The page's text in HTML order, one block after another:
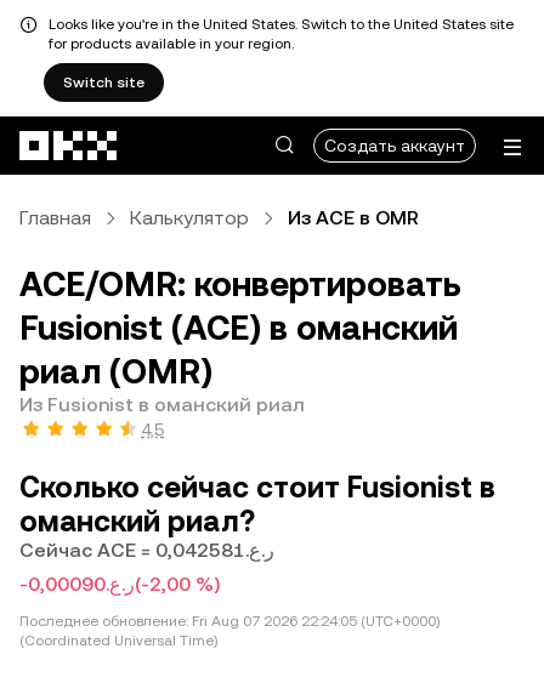
Looks like you're in the United States. Switch to the United States site
for products available in your region.
Switch site
Создать аккаунт
Главная Калькулятор Из ACE в OMR
ACE/OMR: конвертировать
Fusionist (ACE) в оманский
риал (OMR)
Из Fusionist в оманский риал
4,5
Сколько сейчас стоит Fusionist в
оманский риал?
Сейчас ACE = ر.ع.0,042581
-ر.ع.0,00090(-2,00 %)
Последнее обновление: Fri Aug 07 2026 22:24:05 (UTC+0000)
(Coordinated Universal Time)